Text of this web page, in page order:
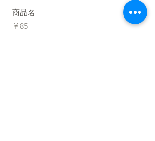
商品名
価格
￥85
商
価格
￥20